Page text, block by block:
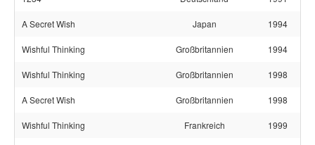
A Secret Wish Japan 1994
Wishful Thinking Großbritannien 1994
Wishful Thinking Großbritannien 1998
A Secret Wish Großbritannien 1998
Wishful Thinking Frankreich 1999